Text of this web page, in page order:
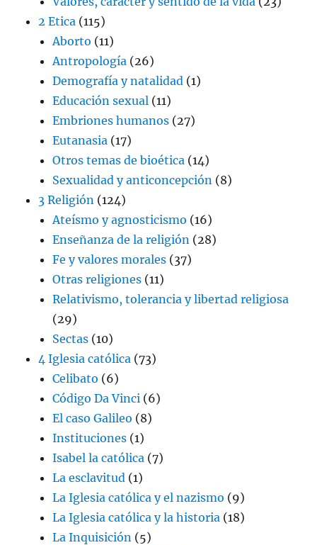
2 Etica (115)
Aborto (11)
Antropología (26)
Demografía y natalidad (1)
Educación sexual (11)
Embriones humanos (27)
Eutanasia (17)
Otros temas de bioética (14)
Sexualidad y anticoncepción (8)
3 Religión (124)
Ateísmo y agnosticismo (16)
Enseñanza de la religión (28)
Fe y valores morales (37)
Otras religiones (11)
Relativismo, tolerancia y libertad religiosa
(29)
Sectas (10)
4 Iglesia católica (73)
Celibato (6)
Código Da Vinci (6)
El caso Galileo (8)
Instituciones (1)
Isabel la católica (7)
La esclavitud (1)
La Iglesia católica y el nazismo (9)
La Iglesia católica y la historia (18)
La Inquisición (5)